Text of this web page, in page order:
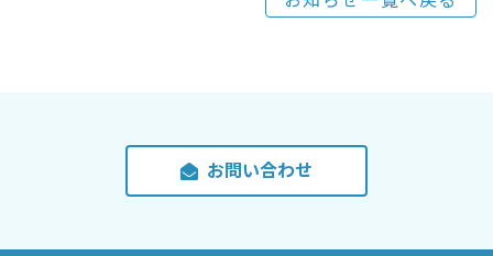
お問い合わせ